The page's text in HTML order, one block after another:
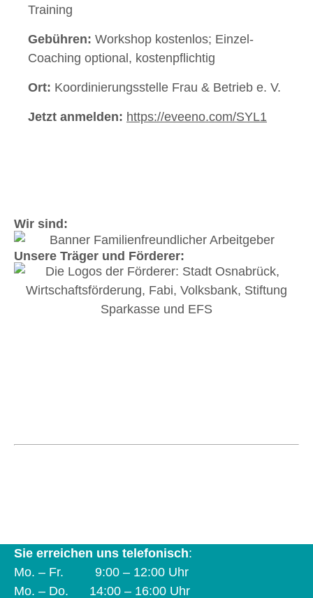
Training
Gebühren: Workshop kostenlos; Einzel-
Coaching optional, kostenpflichtig
Ort: Koordinierungsstelle Frau & Betrieb e. V.
Jetzt anmelden: https://eveeno.com/SYL1
Wir sind:
Unsere Träger und Förderer:
Sie erreichen uns telefonisch:
Mo. – Fr. 9:00 – 12:00 Uhr
Mo. – Do. 14:00 – 16:00 Uhr